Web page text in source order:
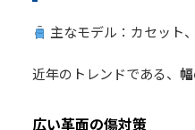
主なモデル：カセット
近年のトレンドである、
広い革面の傷対策